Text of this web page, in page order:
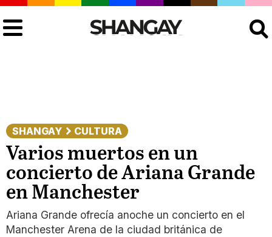
SHANGAY CULTURA
Varios muertos en un
concierto de Ariana Grande
en Manchester
Ariana Grande ofrecía anoche un concierto en el
Manchester Arena de la ciudad británica de